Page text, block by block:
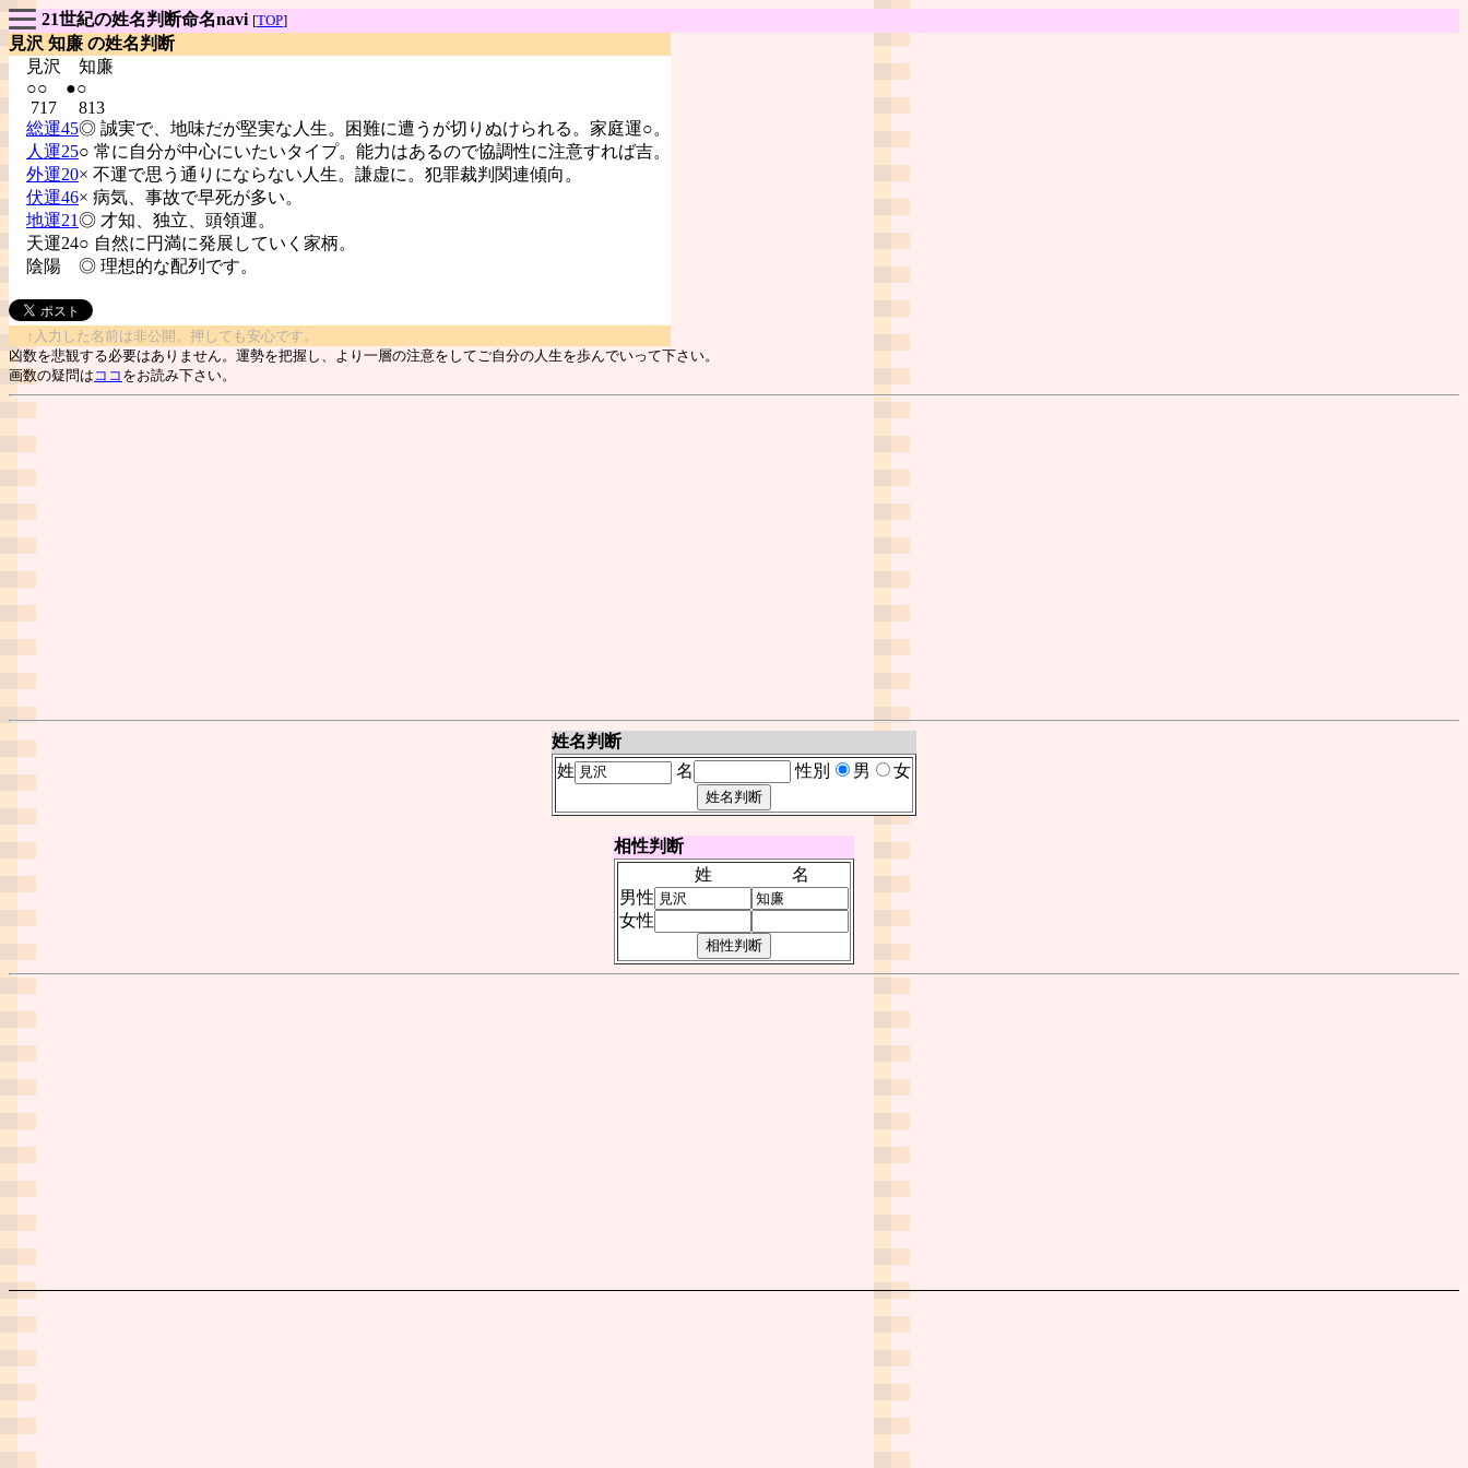
21世紀の姓名判断命名navi [TOP]
見沢 知廉 の姓名判断
見沢 知廉
○○ ●○
717 813
総運45◎ 誠実で、地味だが堅実な人生。困難に遭うが切りぬけられる。家庭運○。
人運25○ 常に自分が中心にいたいタイプ。能力はあるので協調性に注意すれば吉。
外運20× 不運で思う通りにならない人生。謙虚に。犯罪裁判関連傾向。
伏運46× 病気、事故で早死が多い。
地運21◎ 才知、独立、頭領運。
天運24○ 自然に円満に発展していく家柄。
陰陽 ◎ 理想的な配列です。
↑入力した名前は非公開。押しても安心です。
凶数を悲観する必要はありません。運勢を把握し、より一層の注意をしてご自分の人生を歩んでいって下さい。
画数の疑問は ココ をお読み下さい。
姓名判断
姓
名 性別 男 女
相性判断
姓
名
男性
女性